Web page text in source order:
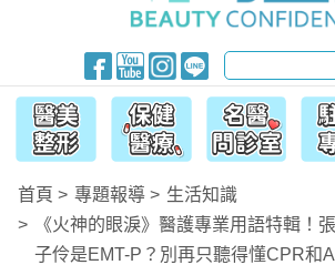
首頁 專題報導
生活知識
《火神的眼淚》醫護專業用語特輯！
子伶是EMT-P？別再只聽得懂CPR和